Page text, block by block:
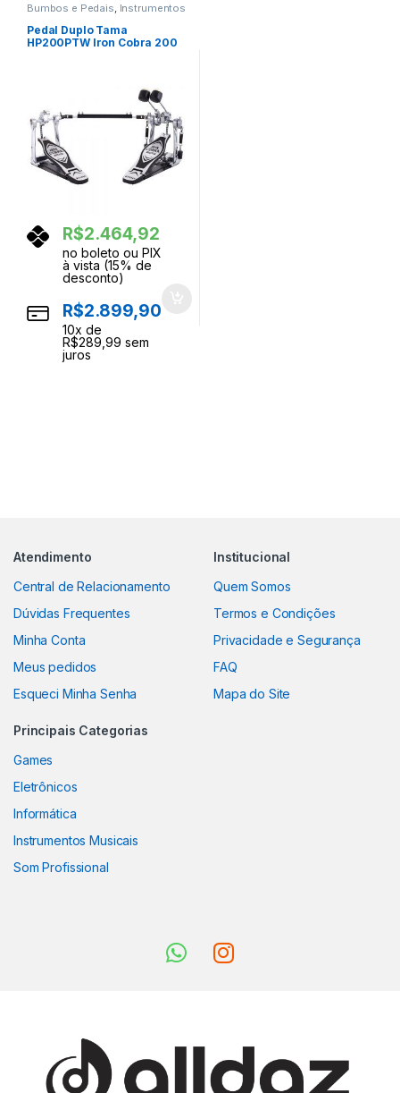
Bumbos e Pedais, Instrumentos
Percussao
Pedal Duplo Tama
HP200PTW Iron Cobra 200
R$2.464,92
no boleto ou PIX
à vista (15% de
desconto)
R$2.899,90
10x de
R$289,99 sem
juros
Atendimento
Central de Relacionamento
Dúvidas Frequentes
Minha Conta
Meus pedidos
Esqueci Minha Senha
Institucional
Quem Somos
Termos e Condições
Privacidade e Segurança
FAQ
Mapa do Site
Principais Categorias
Games
Eletrônicos
Informática
Instrumentos Musicais
Som Profissional